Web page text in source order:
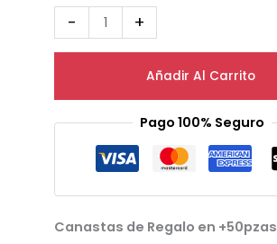
- +
Añadir Al Carrito
Pago 100% Seguro
Canastas de Regalo en +50pzas